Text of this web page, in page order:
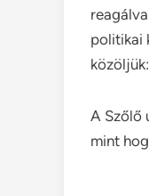
politikai
A Szőlő
mint